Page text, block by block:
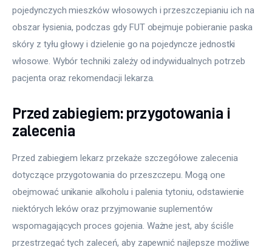
pojedynczych mieszków włosowych i przeszczepianiu ich na
obszar łysienia, podczas gdy FUT obejmuje pobieranie paska
skóry z tyłu głowy i dzielenie go na pojedyncze jednostki
włosowe. Wybór techniki zależy od indywidualnych potrzeb
pacjenta oraz rekomendacji lekarza.
Przed zabiegiem: przygotowania i
zalecenia
Przed zabiegiem lekarz przekaże szczegółowe zalecenia
dotyczące przygotowania do przeszczepu. Mogą one
obejmować unikanie alkoholu i palenia tytoniu, odstawienie
niektórych leków oraz przyjmowanie suplementów
wspomagających proces gojenia. Ważne jest, aby ściśle
przestrzegać tych zaleceń, aby zapewnić najlepsze możliwe